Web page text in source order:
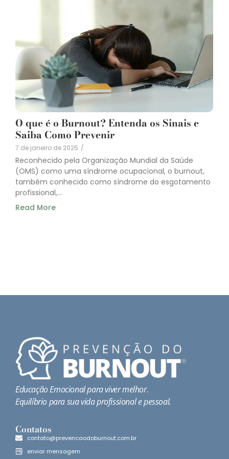
O que é o Burnout? Entenda os Sinais e
Saiba Como Prevenir
7 de janeiro de 2025 /
Reconhecido pela Organização Mundial da Saúde
(OMS) como uma síndrome ocupacional, o burnout,
também conhecido como síndrome do esgotamento
profissional,...
Read More
Educação Emocional para viver melhor.
Equilíbrio para sua vida profissional e pessoal.
Contatos
contato@prevencaodoburnout.com.br
enviar mensagem